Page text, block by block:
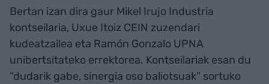
Bertan izan dira gaur Mikel Irujo Industria
kontseilaria, Uxue Itoiz CEIN zuzendari
kudeatzailea eta Ramón Gonzalo UPNA
unibertsitateko errektorea. Kontseilariak esan du
“dudarik gabe, sinergia oso baliotsuak” sortuko